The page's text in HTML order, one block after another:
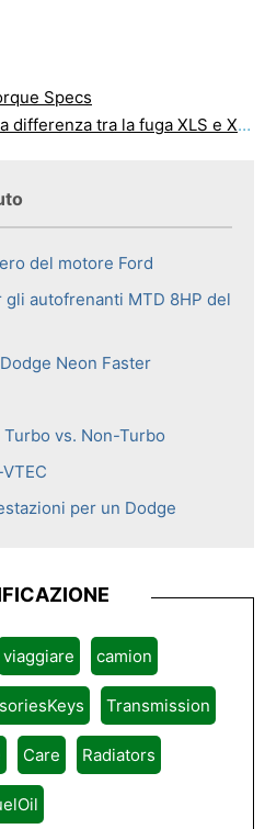
Specs
differenza tra la fuga XLS e XLT?
del motore Ford
autofrenanti MTD 8HP del
Neon Faster
vs. Non-Turbo
per un Dodge
viaggiare camion
Transmission
Care Radiators